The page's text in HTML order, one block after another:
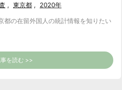
, 東京都 , 2020年
の在留外国人の統計情報を知りたい
を読む >>